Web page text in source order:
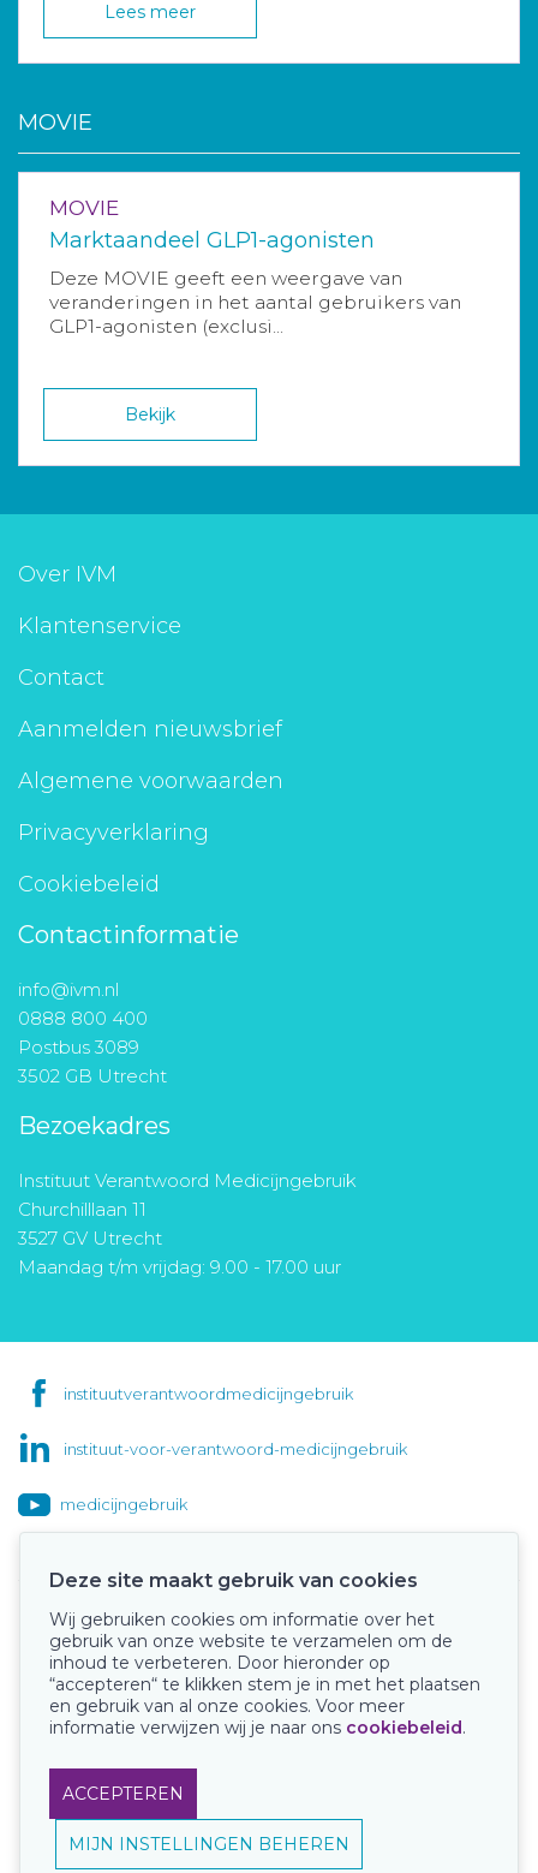
Lees meer
MOVIE
MOVIE
Marktaandeel GLP1-agonisten
Deze MOVIE geeft een weergave van
veranderingen in het aantal gebruikers van
GLP1-agonisten (exclusi...
Bekijk
Over IVM
Klantenservice
Contact
Aanmelden nieuwsbrief
Algemene voorwaarden
Privacyverklaring
Cookiebeleid
Contactinformatie
info@ivm.nl
0888 800 400
Postbus 3089
3502 GB Utrecht
Bezoekadres
Instituut Verantwoord Medicijngebruik
Churchilllaan 11
3527 GV Utrecht
Maandag t/m vrijdag: 9.00 - 17.00 uur
instituutverantwoordmedicijngebruik
instituut-voor-verantwoord-medicijngebruik
medicijngebruik
Onze keurmerken
Deze site maakt gebruik van cookies
Wij gebruiken cookies om informatie over het
gebruik van onze website te verzamelen om de
inhoud te verbeteren. Door hieronder op
“accepteren“ te klikken stem je in met het plaatsen
en gebruik van al onze cookies. Voor meer
informatie verwijzen wij je naar ons cookiebeleid.
ACCEPTEREN
MIJN INSTELLINGEN BEHEREN